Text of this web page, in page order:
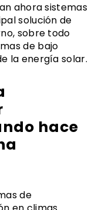
ahora sistemas
solución de
sobre todo
de bajo
la energía solar.
hace
de